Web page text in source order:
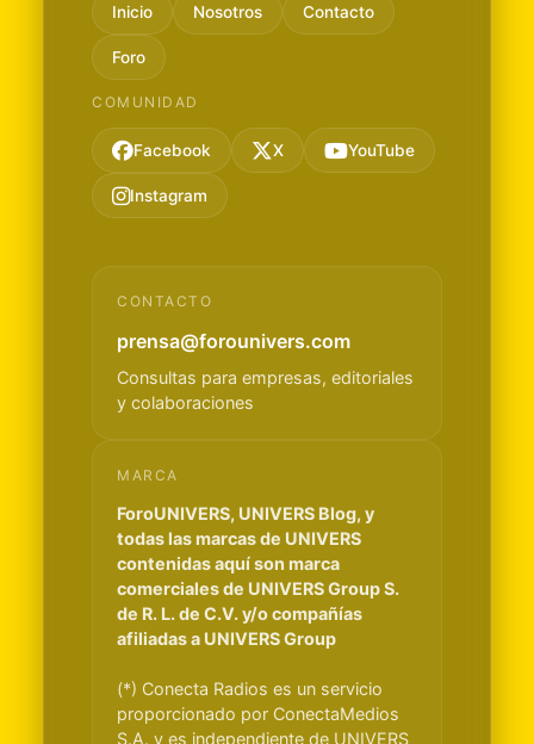
Inicio Nosotros Contacto
Foro
COMUNIDAD
Facebook X YouTube
Instagram
CONTACTO
prensa@forounivers.com
Consultas para empresas, editoriales
y colaboraciones
MARCA
ForoUNIVERS, UNIVERS Blog, y
todas las marcas de UNIVERS
contenidas aquí son marca
comerciales de UNIVERS Group S.
de R. L. de C.V. y/o compañías
afiliadas a UNIVERS Group
(*) Conecta Radios es un servicio
proporcionado por ConectaMedios
S.A. y es independiente de UNIVERS